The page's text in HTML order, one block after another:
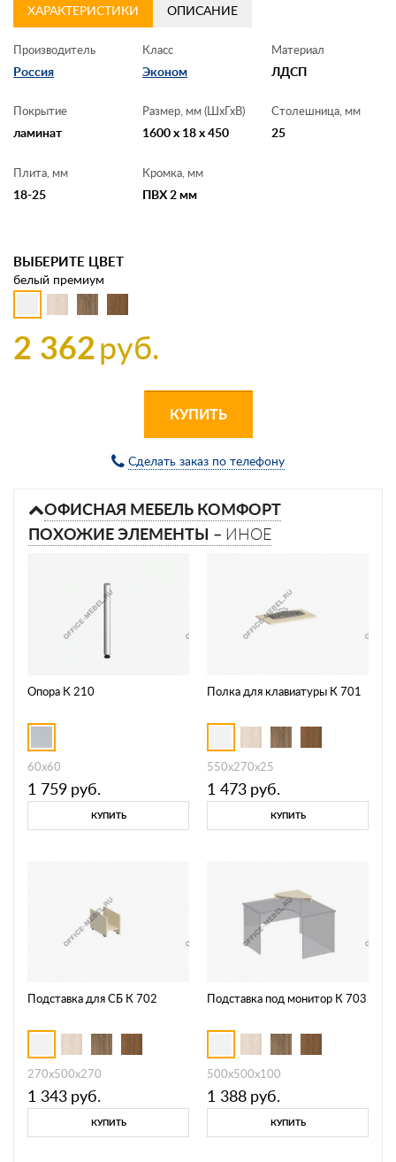
ХАРАКТЕРИСТИКИ ОПИСАНИЕ
Производитель
Россия
Класс
Эконом
Материал
ЛДСП
Покрытие
ламинат
Размер, мм (ШхГхВ)
1600 x 18 x 450
Столешница, мм
25
Плита, мм
18-25
Кромка, мм
ПВХ 2 мм
ВЫБЕРИТЕ ЦВЕТ
белый премиум
2 362руб.
КУПИТЬ
Сделать заказ по телефону
ОФИСНАЯ МЕБЕЛЬ КОМФОРТ
ПОХОЖИЕ ЭЛЕМЕНТЫ – ИНОЕ
Опора К 210
60x60
1 759 руб.
КУПИТЬ
Полка для клавиатуры К 701
550x270x25
1 473 руб.
КУПИТЬ
Подставка для СБ К 702
270x500x270
1 343 руб.
КУПИТЬ
Подставка под монитор К 703
500x500x100
1 388 руб.
КУПИТЬ